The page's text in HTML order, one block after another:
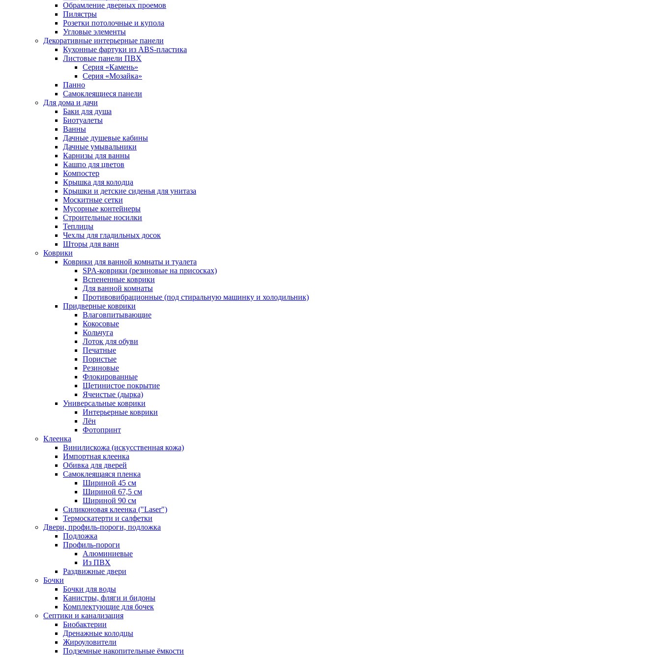
Обрамление дверных проемов
Пилястры
Розетки потолочные и купола
Угловые элементы
Декоративные интерьерные панели
Кухонные фартуки из ABS-пластика
Листовые панели ПВХ
Серия «Камень»
Серия «Мозайка»
Панно
Самоклеящиеся панели
Для дома и дачи
Баки для душа
Биотуалеты
Ванны
Дачные душевые кабины
Дачные умывальники
Карнизы для ванны
Кашпо для цветов
Компостер
Крышка для колодца
Крышки и детские сиденья для унитаза
Москитные сетки
Мусорные контейнеры
Строительные носилки
Теплицы
Чехлы для гладильных досок
Шторы для ванн
Коврики
Коврики для ванной комнаты и туалета
SPA-коврики (резиновые на присосках)
Вспененные коврики
Для ванной комнаты
Противовибрационные (под стиральную машинку и холодильник)
Придверные коврики
Влаговпитывающие
Кокосовые
Кольчуга
Лоток для обуви
Печатные
Пористые
Резиновые
Флокированные
Щетинистое покрытие
Ячеистые (дырка)
Универсальные коврики
Интерьерные коврики
Лён
Фотопринт
Клеенка
Винилискожа (искусственная кожа)
Импортная клеенка
Обивка для дверей
Самоклеящаяся пленка
Шириной 45 см
Шириной 67,5 см
Шириной 90 см
Силиконовая клеенка ("Laser")
Термоскатерти и салфетки
Двери, профиль-пороги, подложка
Подложка
Профиль-пороги
Алюминиевые
Из ПВХ
Раздвижные двери
Бочки
Бочки для воды
Канистры, фляги и бидоны
Комплектующие для бочек
Септики и канализация
Биобактерии
Дренажные колодцы
Жироуловители
Подземные накопительные ёмкости